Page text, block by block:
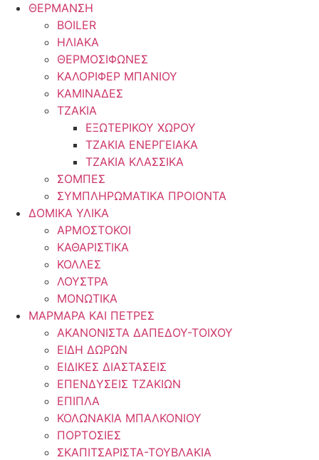
ΘΕΡΜΑΝΣΗ
BOILER
ΗΛΙΑΚΑ
ΘΕΡΜΟΣΙΦΩΝΕΣ
ΚΑΛΟΡΙΦΕΡ ΜΠΑΝΙΟΥ
ΚΑΜΙΝΑΔΕΣ
ΤΖΑΚΙΑ
ΕΞΩΤΕΡΙΚΟΥ ΧΩΡΟΥ
ΤΖΑΚΙΑ ΕΝΕΡΓΕΙΑΚΑ
ΤΖΑΚΙΑ ΚΛΑΣΣΙΚΑ
ΣΟΜΠΕΣ
ΣΥΜΠΛΗΡΩΜΑΤΙΚΑ ΠΡΟΙΟΝΤΑ
ΔΟΜΙΚΑ ΥΛΙΚΑ
ΑΡΜΟΣΤΟΚΟΙ
ΚΑΘΑΡΙΣΤΙΚΑ
ΚΟΛΛΕΣ
ΛΟΥΣΤΡΑ
ΜΟΝΩΤΙΚΑ
ΜΑΡΜΑΡΑ ΚΑΙ ΠΕΤΡΕΣ
ΑΚΑΝΟΝΙΣΤΑ ΔΑΠΕΔΟΥ-ΤΟΙΧΟΥ
ΕΙΔΗ ΔΩΡΩΝ
ΕΙΔΙΚΕΣ ΔΙΑΣΤΑΣΕΙΣ
ΕΠΕΝΔΥΣΕΙΣ ΤΖΑΚΙΩΝ
ΕΠΙΠΛΑ
ΚΟΛΩΝΑΚΙΑ ΜΠΑΛΚΟΝΙΟΥ
ΠΟΡΤΟΣΙΕΣ
ΣΚΑΠΙΤΣΑΡΙΣΤΑ-ΤΟΥΒΛΑΚΙΑ